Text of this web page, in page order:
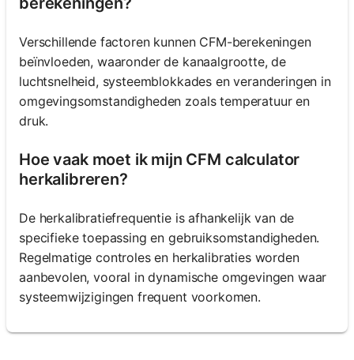
Verschillende factoren kunnen CFM-berekeningen
beïnvloeden, waaronder de kanaalgrootte, de
luchtsnelheid, systeemblokkades en veranderingen in
omgevingsomstandigheden zoals temperatuur en
druk.
Hoe vaak moet ik mijn CFM calculator
herkalibreren?
De herkalibratiefrequentie is afhankelijk van de
specifieke toepassing en gebruiksomstandigheden.
Regelmatige controles en herkalibraties worden
aanbevolen, vooral in dynamische omgevingen waar
systeemwijzigingen frequent voorkomen.